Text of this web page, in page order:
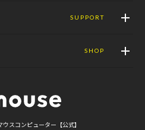
SUPPORT
SHOP
スコンピューター【公式】